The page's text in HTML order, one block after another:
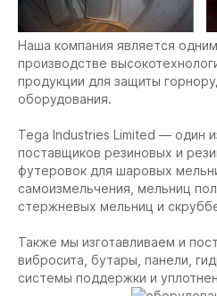
Наша компания является
производстве
продукции для защиты
оборудования.
Tega Industries Limited — один
поставщиков резиновых и
футеровок для шаровых
самоизмельчения, мельниц
стержневых мельниц и
Также мы изготавливаем и
вибросита, бутары, панели,
системы поддержки и